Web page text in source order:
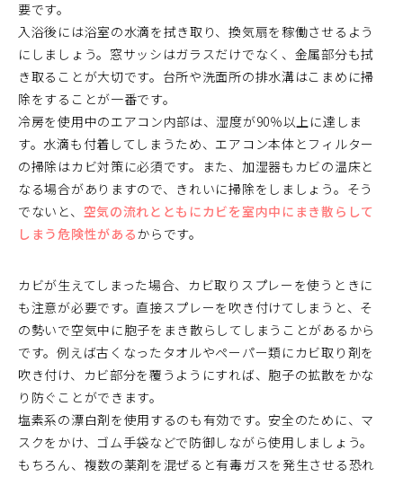
要です。
入浴後には浴室の水滴を拭き取り、換気扇を稼働させるよう
にしましょう。窓サッシはガラスだけでなく、金属部分も拭
き取ることが大切です。台所や洗面所の排水溝はこまめに掃
除をすることが一番です。
冷房を使用中のエアコン内部は、湿度が90％以上に達しま
す。水滴も付着してしまうため、エアコン本体とフィルター
の掃除はカビ対策に必須です。また、加湿器もカビの温床と
なる場合がありますので、きれいに掃除をしましょう。そう
でないと、 空気の流れとともにカビを室内中にまき散らして
しまう危険性があるからです。
カビが生えてしまった場合、カビ取りスプレーを使うときに
も注意が必要です。直接スプレーを吹き付けてしまうと、そ
の勢いで空気中に胞子をまき散らしてしまうことがあるから
です。例えば古くなったタオルやペーパー類にカビ取り剤を
吹き付け、カビ部分を覆うようにすれば、胞子の拡散をかな
り防ぐことができます。
塩素系の漂白剤を使用するのも有効です。安全のために、マ
スクをかけ、ゴム手袋などで防御しながら使用しましょう。
もちろん、複数の薬剤を混ぜると有毒ガスを発生させる恐れ